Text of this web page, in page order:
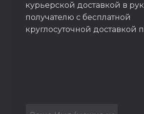
курьерской доставкой в
получателю с бесплатной
круглосуточной доставкой